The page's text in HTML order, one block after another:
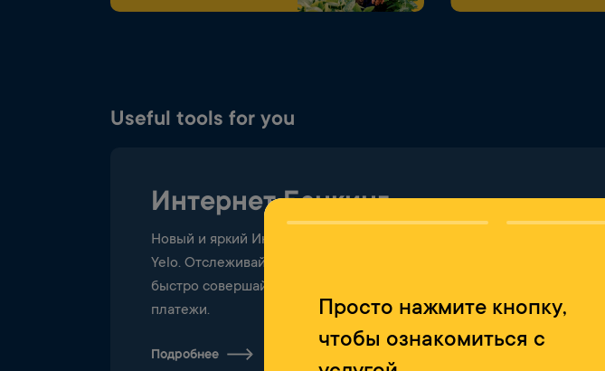
Просто нажмите кнопку,
чтобы ознакомиться с
Useful tools for you
Интернет Банкинг
Новый и яркий Интернет банкинг от
Yelo. Отслеживайте свои счета,
быстро совершайте переводы и
платежи.
Подробнее